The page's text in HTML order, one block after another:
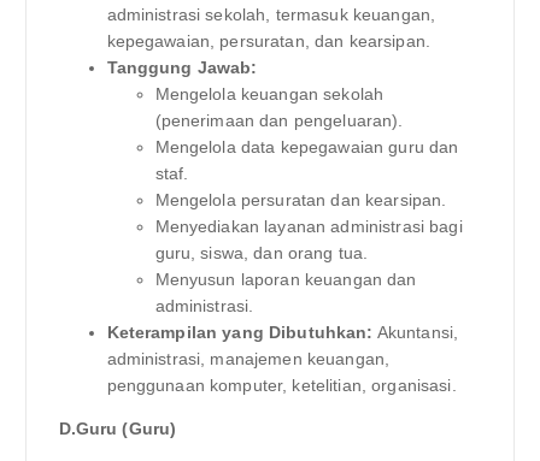
administrasi sekolah, termasuk keuangan,
kepegawaian, persuratan, dan kearsipan.
Tanggung Jawab:
Mengelola keuangan sekolah
(penerimaan dan pengeluaran).
Mengelola data kepegawaian guru dan
staf.
Mengelola persuratan dan kearsipan.
Menyediakan layanan administrasi bagi
guru, siswa, dan orang tua.
Menyusun laporan keuangan dan
administrasi.
Keterampilan yang Dibutuhkan: Akuntansi,
administrasi, manajemen keuangan,
penggunaan komputer, ketelitian, organisasi.
D.Guru (Guru)